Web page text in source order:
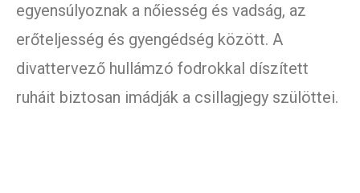
egyensúlyoznak a nőiesség és vadság, az
erőteljesség és gyengédség között. A
divattervező hullámzó fodrokkal díszített
ruháit biztosan imádják a csillagjegy szülöttei.